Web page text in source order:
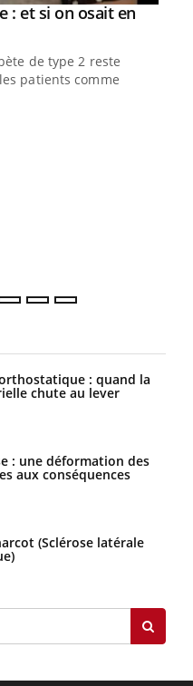
: et si on osait en
de type 2 reste
patients comme
: quand la
chute au lever
: une déformation des
aux conséquences
(Sclérose latérale